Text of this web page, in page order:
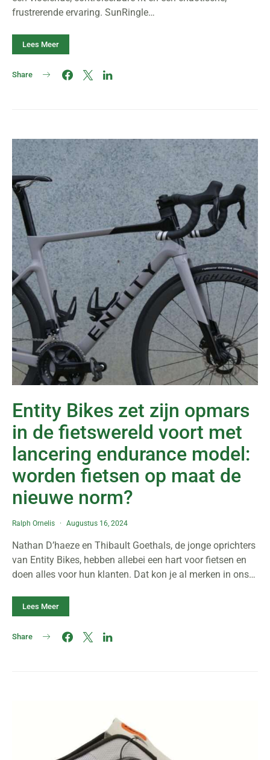
frustrerende ervaring. SunRingle…
Lees Meer
Share
Entity Bikes zet zijn opmars
in de fietswereld voort met
lancering endurance model:
worden fietsen op maat de
nieuwe norm?
Ralph Ornelis Augustus 16, 2024
Nathan D’haeze en Thibault Goethals, de jonge oprichters
van Entity Bikes, hebben allebei een hart voor fietsen en
doen alles voor hun klanten. Dat kon je al merken in ons…
Lees Meer
Share